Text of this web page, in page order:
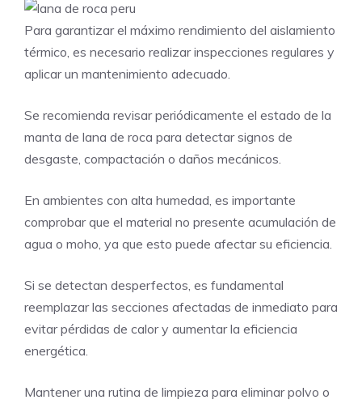
Para garantizar el máximo rendimiento del aislamiento
térmico, es necesario realizar inspecciones regulares y
aplicar un mantenimiento adecuado.
Se recomienda revisar periódicamente el estado de la
manta de lana de roca para detectar signos de
desgaste, compactación o daños mecánicos.
En ambientes con alta humedad, es importante
comprobar que el material no presente acumulación de
agua o moho, ya que esto puede afectar su eficiencia.
Si se detectan desperfectos, es fundamental
reemplazar las secciones afectadas de inmediato para
evitar pérdidas de calor y aumentar la eficiencia
energética.
Mantener una rutina de limpieza para eliminar polvo o